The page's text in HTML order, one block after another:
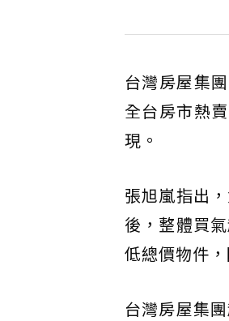
台灣房屋集
全台房市熱
現。
張旭嵐指出
後，整體買
低總價物件
台灣房屋集